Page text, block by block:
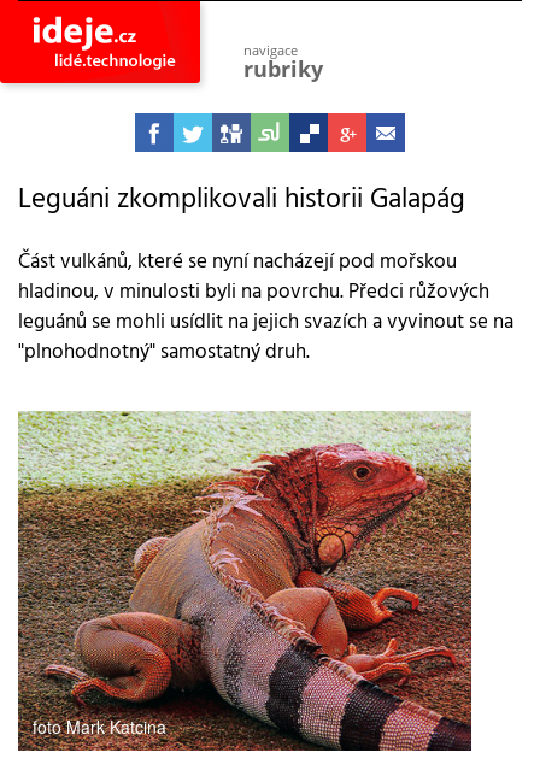
navigace
rubriky
astro
vesmír
projekty
společnost
objevy
vynálezy
planeta
přiroda
pokrok
technologie
tajemství
firmy
zdraví
medicína
Leguáni zkomplikovali historii Galapág
Část vulkánů, které se nyní nacházejí pod mořskou
hladinou, v minulosti byli na povrchu. Předci růžových
leguánů se mohli usídlit na jejich svazích a vyvinout se na
"plnohodnotný" samostatný druh.
foto Mark Katcina